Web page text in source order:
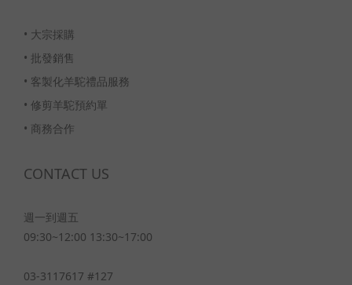
• 大宗採購
• 批發銷售
• 客製化羊駝禮品服務
• 修剪羊駝預約單
• 商務合作
CONTACT US
週一到週五
09:30~12:00 13:30~17:00
03-3117617 #127